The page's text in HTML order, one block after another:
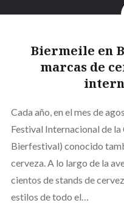
Biermeile en
marcas de
Cada año, en el mes de
Festival Internacional de
Bierfestival) conocido
cerveza. A lo largo de la
cientos de stands de
estilos de todo el…